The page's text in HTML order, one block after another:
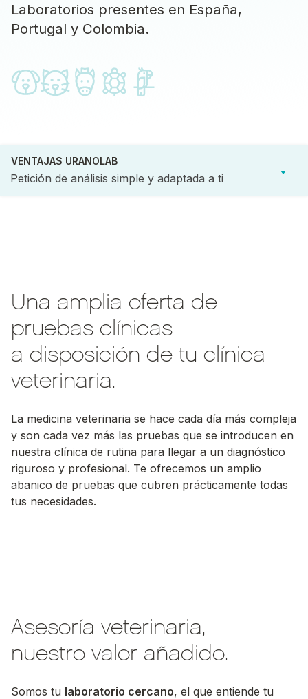
Laboratorios presentes en España,
Portugal y Colombia.
VENTAJAS URANOLAB
Petición de análisis simple y adaptada a ti
Una amplia oferta de
pruebas clínicas
a disposición de tu clínica
veterinaria.
La medicina veterinaria se hace cada día más compleja
y son cada vez más las pruebas que se introducen en
nuestra clínica de rutina para llegar a un diagnóstico
riguroso y profesional. Te ofrecemos un amplio
abanico de pruebas que cubren prácticamente todas
tus necesidades.
Asesoría veterinaria,
nuestro valor añadido.
Somos tu laboratorio cercano, el que entiende tu